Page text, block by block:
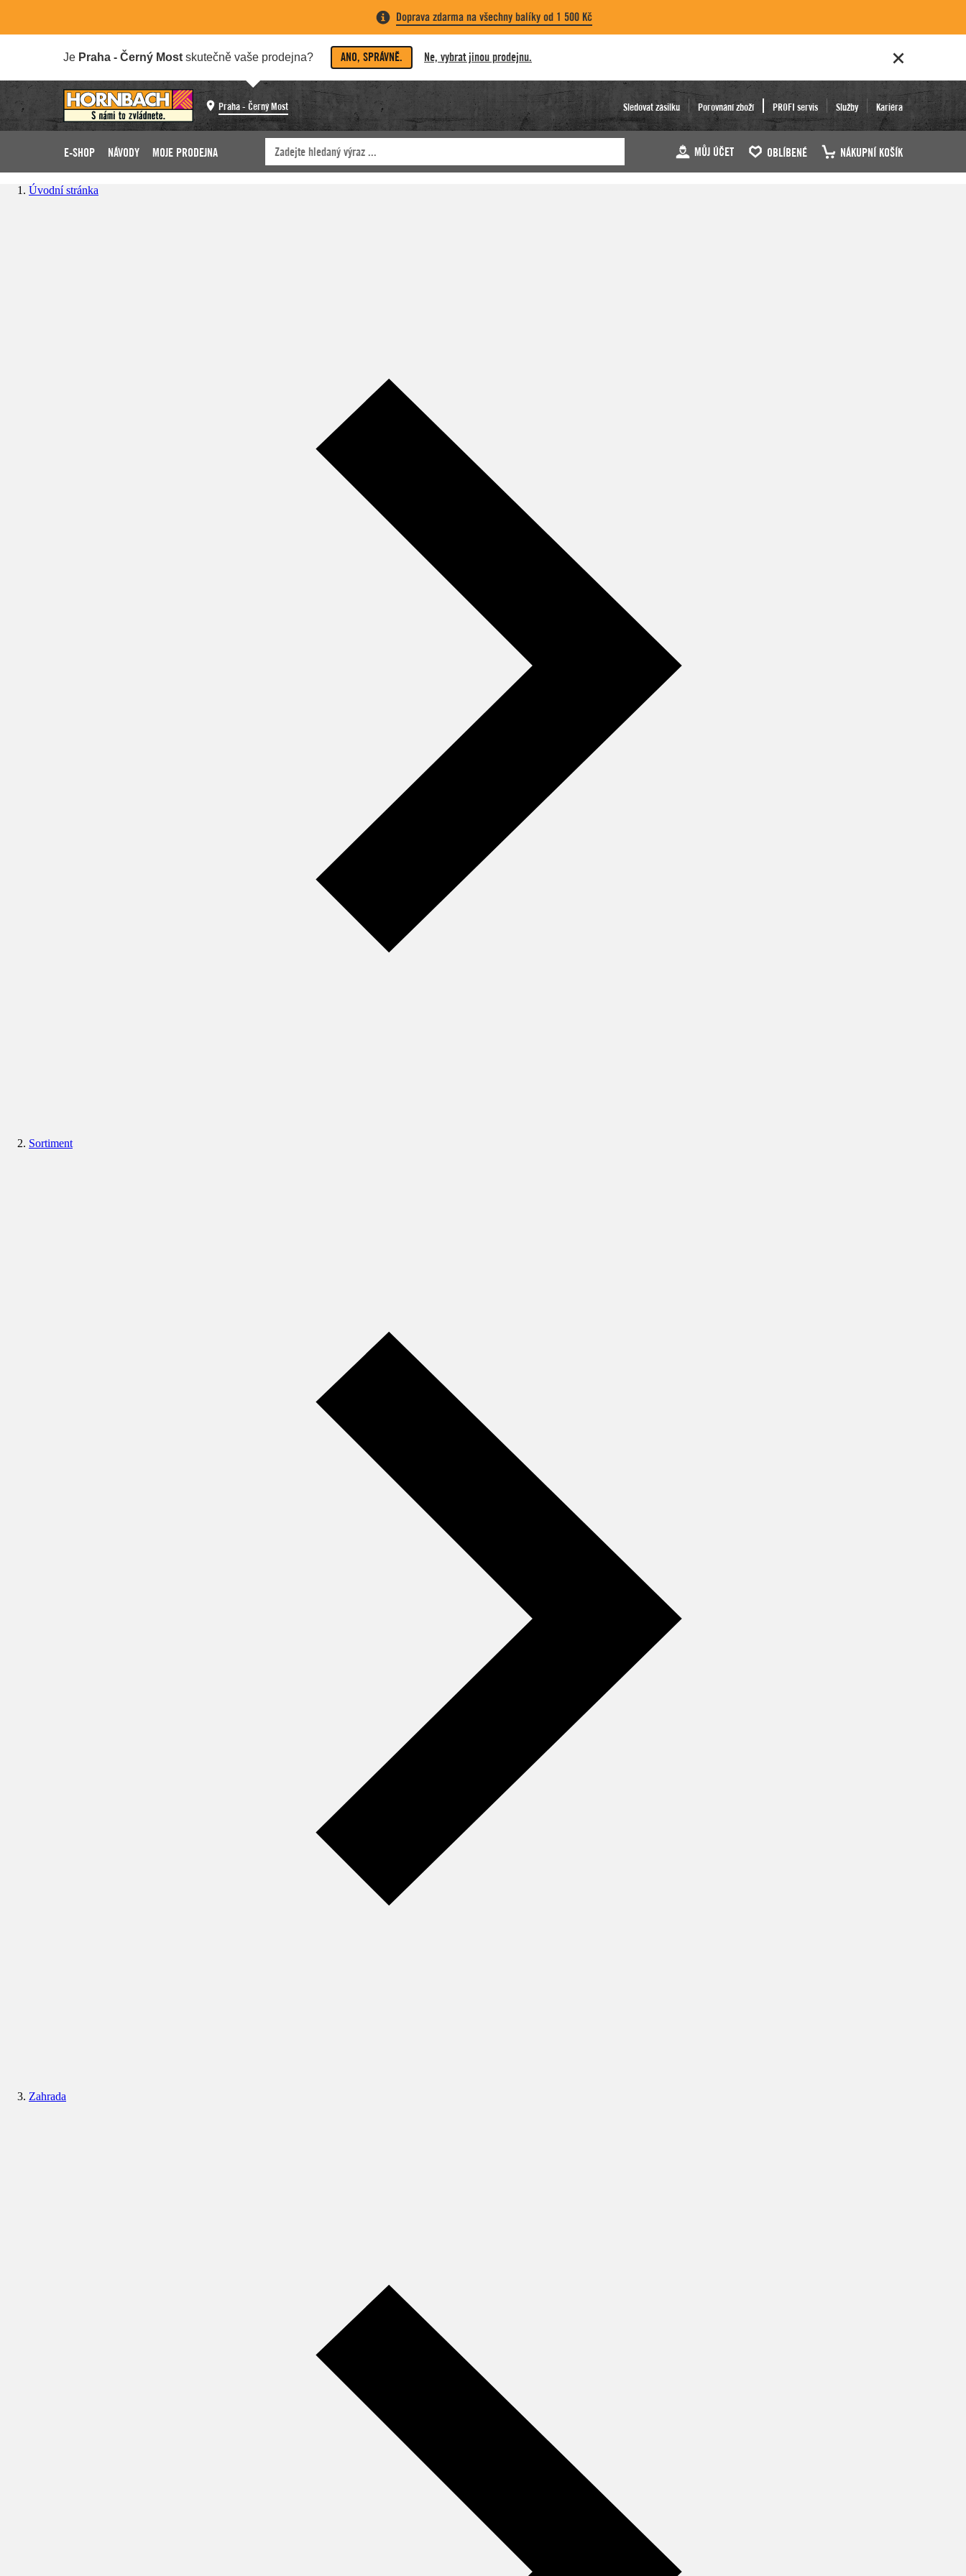
Doprava zdarma na všechny balíky od 1 500 Kč
Je Praha - Černý Most skutečně vaše prodejna? ANO, SPRÁVNĚ. Ne, vybrat jinou prodejnu.
Praha - Černý Most Sledovat zásilku Porovnání zboží PROFI servis Služby Kariéra
E-SHOP NÁVODY MOJE PRODEJNA MŮJ ÚČET OBLÍBENÉ NÁKUPNÍ KOŠÍK
Úvodní stránka
Sortiment
Zahrada